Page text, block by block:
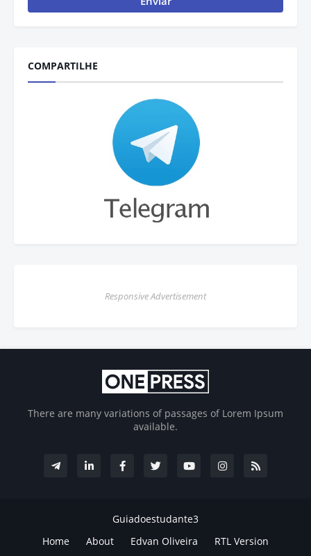
COMPARTILHE
Responsive Advertisement
There are many variations of passages of Lorem Ipsum
available.
Guiadoestudante3
Home
About Edvan Oliveira RTL Version